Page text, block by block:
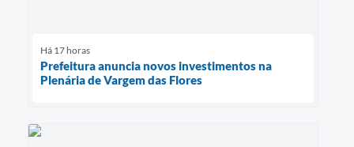
Há 17 horas
Prefeitura anuncia novos investimentos na
Plenária de Vargem das Flores